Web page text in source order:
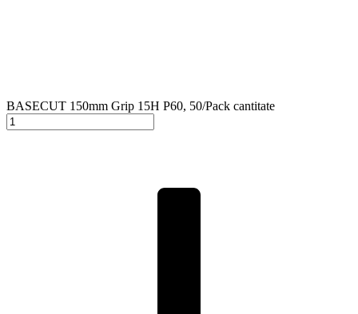
BASECUT 150mm Grip 15H P60, 50/Pack cantitate